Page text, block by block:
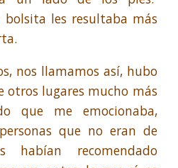
les resultaba más
nos llamamos así, hubo
otros lugares mucho más
que me emocionaba,
que no eran de
habían recomendado